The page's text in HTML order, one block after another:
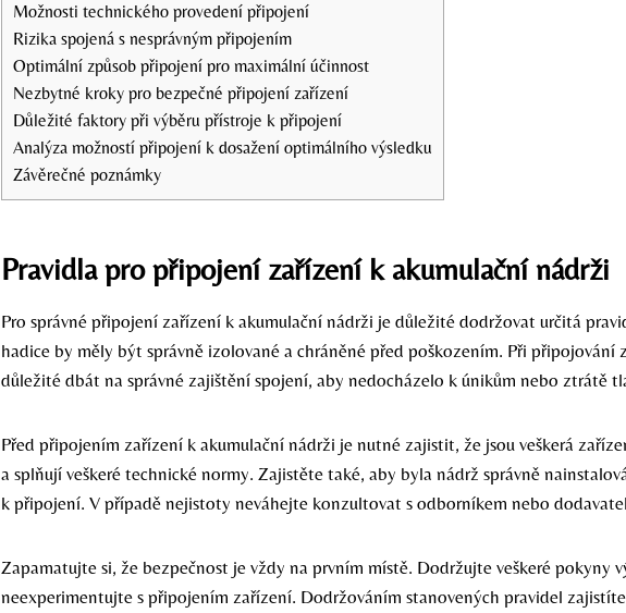
Možnosti technického provedení připojení
Rizika spojená s nesprávným připojením
Optimální způsob připojení pro maximální účinnost
Nezbytné kroky pro bezpečné připojení zařízení
Důležité faktory při výběru přístroje k připojení
Analýza možností připojení k dosažení optimálního výsledku
Závěrečné poznámky
Pravidla pro připojení zařízení k akumulační nádrži
Pro správné připojení zařízení k akumulační nádrži je důležité dodržovat určitá
hadice by měly být správně izolované a chráněné před poškozením. Při připojování
důležité dbát na správné zajištění spojení, aby nedocházelo k únikům nebo ztrátě
Před připojením zařízení k akumulační nádrži je nutné zajistit, že jsou veškerá
a splňují veškeré technické normy. Zajistěte také, aby byla nádrž správně
k připojení. V případě nejistoty neváhejte konzultovat s odborníkem nebo
Zapamatujte si, že bezpečnost je vždy na prvním místě. Dodržujte veškeré pokyny
neexperimentujte s připojením zařízení. Dodržováním stanovených pravidel